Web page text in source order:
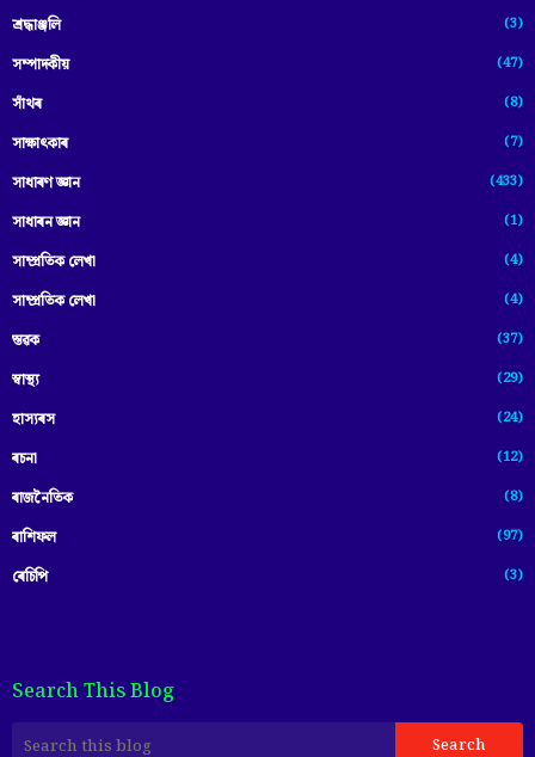
শ্ৰদ্ধাঞ্জলি (3)
সম্পাদকীয় (47)
সাঁথৰ (8)
সাক্ষাৎকাৰ (7)
সাধাৰণ জ্ঞান (433)
সাধাৰন জ্ঞান (1)
সাম্প্রতিক লেখা (4)
সাম্প্ৰতিক লেখা (4)
স্তৱক (37)
স্বাস্থ্য (29)
হাস্যৰস (24)
ৰচনা (12)
ৰাজনৈতিক (8)
ৰাশিফল (97)
ৰেচিপি (3)
Search This Blog